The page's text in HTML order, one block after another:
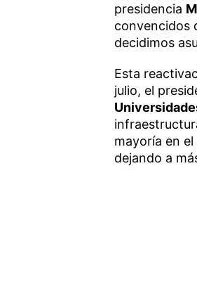
presidencia
convencidos
decidimos
Esta
julio, el
mayoría en
dejando a